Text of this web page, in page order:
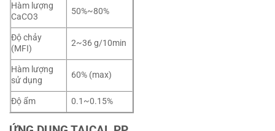
Hàm lượng
CaCO3
50%~80%
Độ chảy
(MFI)
2~36 g/10min
Hàm lượng
sử dụng
60% (max)
Độ ẩm 0.1~0.15%